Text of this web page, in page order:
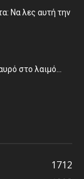
Να λες αυτή την
στο λαιμό…
1712